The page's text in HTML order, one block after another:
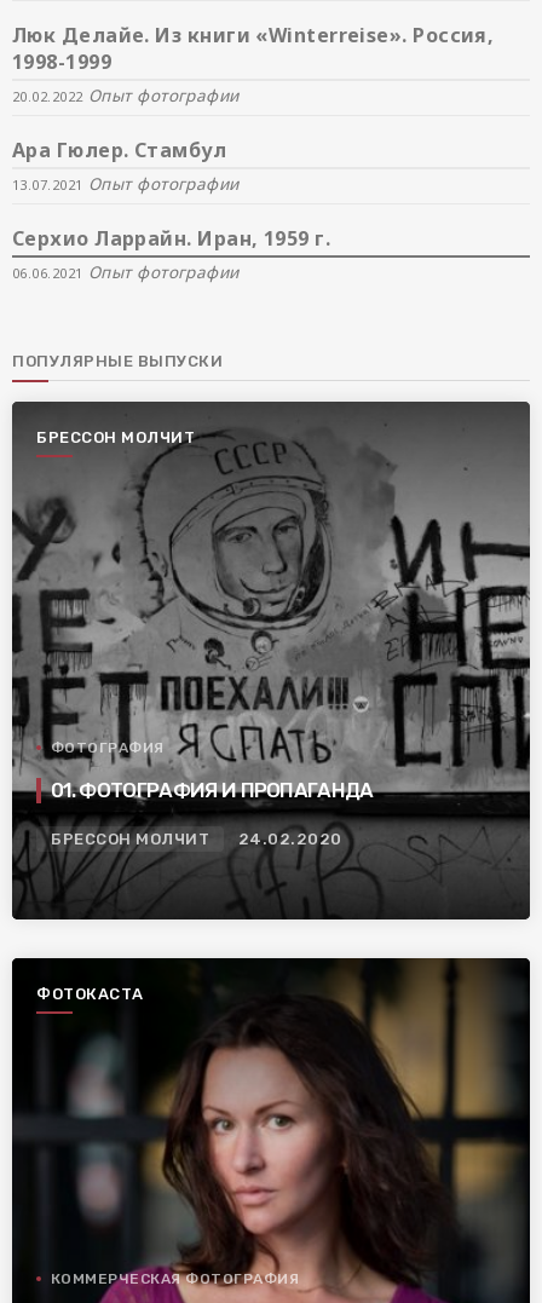
Люк Делайе. Из книги «Winterreise». Россия,
1998-1999
20.02.2022 Опыт фотографии
Ара Гюлер. Стамбул
13.07.2021 Опыт фотографии
Серхио Ларрайн. Иран, 1959 г.
06.06.2021 Опыт фотографии
ПОПУЛЯРНЫЕ ВЫПУСКИ
БРЕССОН МОЛЧИТ
ФОТОГРАФИЯ
01. ФОТОГРАФИЯ И ПРОПАГАНДА
БРЕССОН МОЛЧИТ 24.02.2020
ФОТОКАСТА
КОММЕРЧЕСКАЯ ФОТОГРАФИЯ